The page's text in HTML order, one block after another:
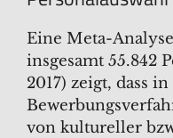
Eine Meta-
insgesamt 55.842
2017) zeigt, dass
von kultureller